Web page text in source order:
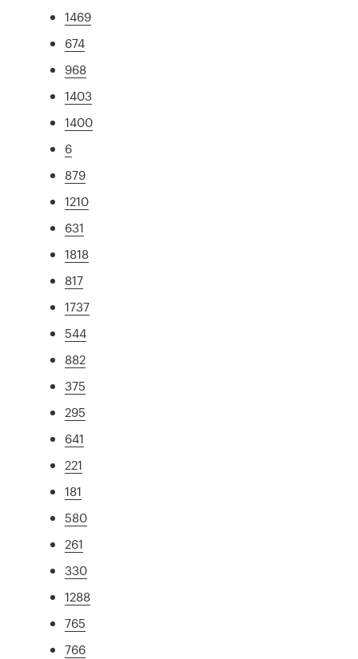
1469
674
968
1403
1400
6
879
1210
631
1818
817
1737
544
882
375
295
641
221
181
580
261
330
1288
765
766